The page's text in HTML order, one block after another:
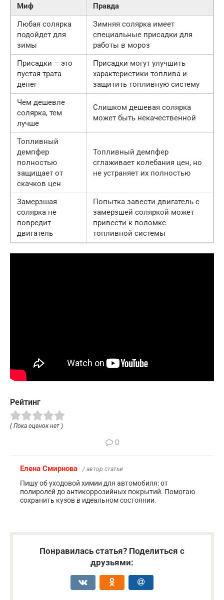
Миф
Правда
Любая солярка
подойдет для
зимы
Зимняя солярка имеет
специальные присадки для
работы в мороз
Присадки – это
пустая трата
денег
Присадки могут улучшить
характеристики топлива и
защитить топливную систему
Чем дешевле
солярка, тем
лучше
Слишком дешевая солярка
может быть некачественной
Топливный
демпфер
полностью
защищает от
скачков цен
Топливный демпфер
сглаживает колебания цен, но
не устраняет их полностью
Замерзшая
солярка не
повредит
двигатель
Попытка завести двигатель с
замерзшей соляркой может
привести к поломке
топливной системы
Рейтинг
( Пока оценок нет )
0
Елена Смирнова / автор статьи
Пишу об уходовой химии для автомобиля: от
полиролей до антикоррозийных покрытий. Помогаю
сохранить кузов в идеальном состоянии.
Понравилась статья? Поделиться с
друзьями: